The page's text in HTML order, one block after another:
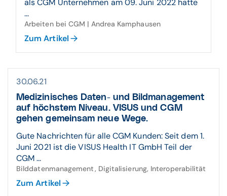
als CGM Unternehmen am 09. Juni 2022 hatte
...
Arbeiten bei CGM | Andrea Kamphausen
Zum Artikel
30.06.21
Medizinisches Daten- und Bild­manage­ment
auf höchstem Niveau. VISUS und CGM
gehen gemein­sam neue Wege.
Gute Nachrichten für alle CGM Kunden: Seit dem 1.
Juni 2021 ist die VISUS Health IT GmbH Teil der
CGM ...
Bilddatenmanagement, Digitalisierung, Interoperabilität
Zum Artikel